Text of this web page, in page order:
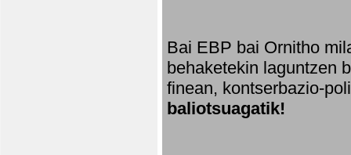
Bai EBP bai Ornitho
behaketekin laguntzen
finean, kontserbazio-
baliotsuagatik!